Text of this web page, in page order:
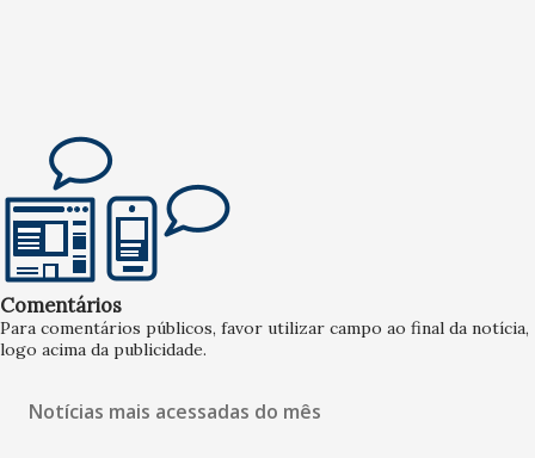
Comentários
Para comentários públicos, favor utilizar campo ao final da notícia,
logo acima da publicidade.
Notícias mais acessadas do mês